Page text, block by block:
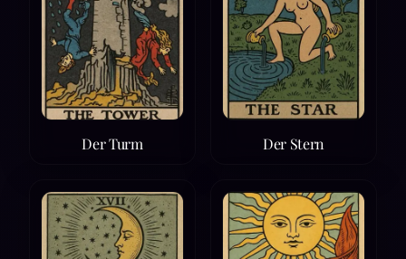
Der Turm Der Stern